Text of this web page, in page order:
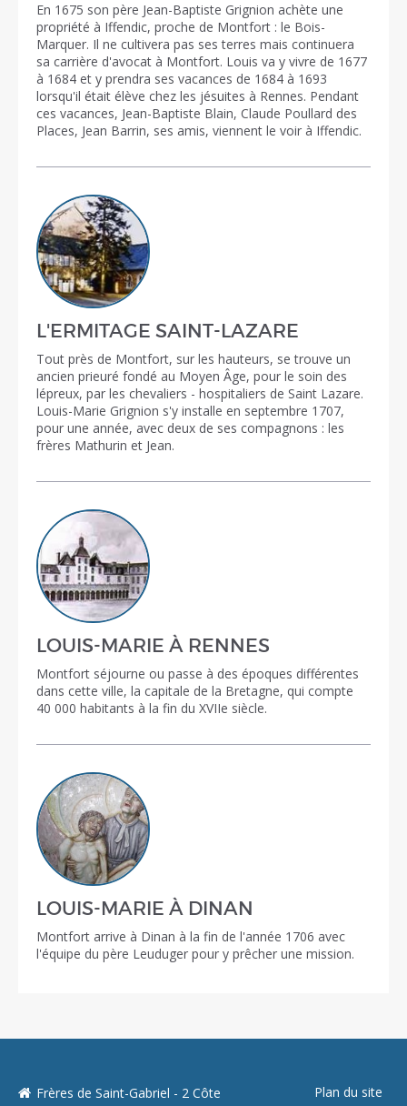
En 1675 son père Jean-Baptiste Grignion achète une
propriété à Iffendic, proche de Montfort : le Bois-
Marquer. Il ne cultivera pas ses terres mais continuera
sa carrière d'avocat à Montfort. Louis va y vivre de 1677
à 1684 et y prendra ses vacances de 1684 à 1693
lorsqu'il était élève chez les jésuites à Rennes. Pendant
ces vacances, Jean-Baptiste Blain, Claude Poullard des
Places, Jean Barrin, ses amis, viennent le voir à Iffendic.
L'ERMITAGE SAINT-LAZARE
Tout près de Montfort, sur les hauteurs, se trouve un
ancien prieuré fondé au Moyen Âge, pour le soin des
lépreux, par les chevaliers - hospitaliers de Saint Lazare.
Louis-Marie Grignion s'y installe en septembre 1707,
pour une année, avec deux de ses compagnons : les
frères Mathurin et Jean.
LOUIS-MARIE À RENNES
Montfort séjourne ou passe à des époques différentes
dans cette ville, la capitale de la Bretagne, qui compte
40 000 habitants à la fin du XVIIe siècle.
LOUIS-MARIE À DINAN
Montfort arrive à Dinan à la fin de l'année 1706 avec
l'équipe du père Leuduger pour y prêcher une mission.
Plan du site
Frères de Saint-Gabriel - 2 Côte